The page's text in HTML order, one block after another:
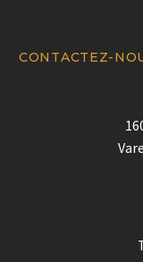
CONTACTEZ-